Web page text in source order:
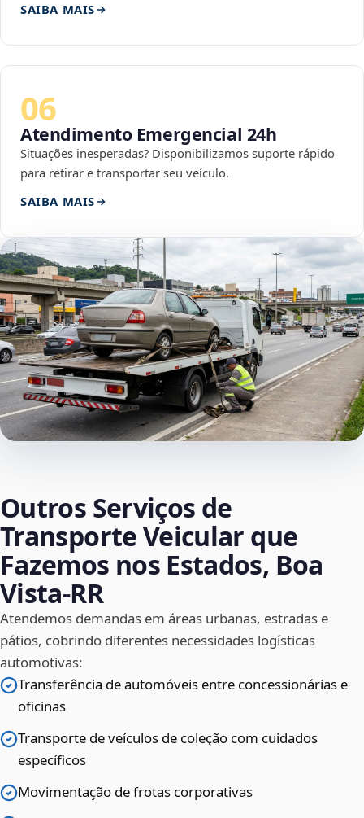
SAIBA MAIS
06
Atendimento Emergencial 24h
Situações inesperadas? Disponibilizamos suporte rápido
para retirar e transportar seu veículo.
SAIBA MAIS
Outros Serviços de
Transporte Veicular que
Fazemos nos Estados, Boa
Vista‑RR
Atendemos demandas em áreas urbanas, estradas e
pátios, cobrindo diferentes necessidades logísticas
automotivas:
Transferência de automóveis entre concessionárias e
oficinas
Transporte de veículos de coleção com cuidados
específicos
Movimentação de frotas corporativas